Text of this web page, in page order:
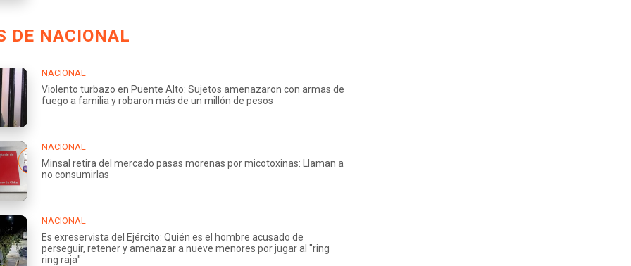
DE NACIONAL
NACIONAL
Violento turbazo en Puente Alto: Sujetos amenazaron con armas de
fuego a familia y robaron más de un millón de pesos
NACIONAL
Minsal retira del mercado pasas morenas por micotoxinas: Llaman a
no consumirlas
NACIONAL
Es exreservista del Ejército: Quién es el hombre acusado de
perseguir, retener y amenazar a nueve menores por jugar al "ring
ring raja"